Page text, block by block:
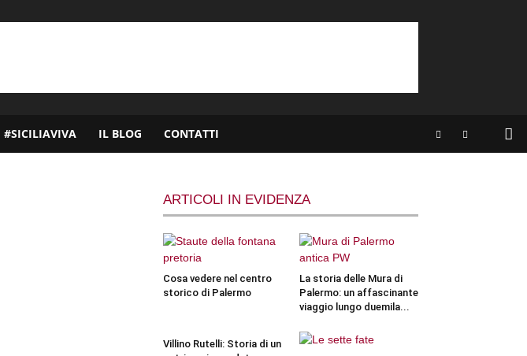
#SICILIAVIVA IL BLOG CONTATTI
ARTICOLI IN EVIDENZA
Cosa vedere nel centro
storico di Palermo
La storia delle Mura di
Palermo: un affascinante
viaggio lungo duemila...
Villino Rutelli: Storia di un